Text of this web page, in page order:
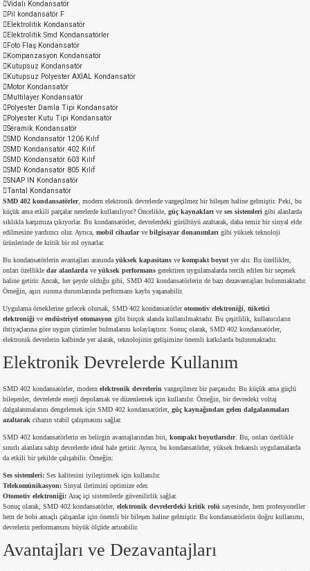
Serisi,45 Serisi
24 Serisi,27 Serisi,93 Serisi
180C
90C
%5 2W
1/8w
%1 1/2W
%1 1/4W
1/2W
10W
1W
20W
2W
3W
4W
5W
11W
13W
14W
kapasitör
1206 Kılıf
1206 Kılıf - 25 Adet
402 Kılıf
603 Kılıf
603 Kılıf - 25 Adet
805 Kılıf
805 Kılıf - 25 Adet
Vidalı Kondansatör
Pil kondansatör F
Elektrolitik Kondansatör
Elektrolitik Smd Kondansatörler
Foto Flaş Kondansatör
Kompanzasyon Kondansatör
Kutupsuz Kondansatör
Kutupsuz Polyester AXİAL Kondansatör
Motor Kondansatör
Multilayer Kondansatör
Polyester Damla Tipi Kondansatör
Polyester Kutu Tipi Kondansatör
Seramik Kondansatör
SMD Kondansatör 1206 Kılıf
SMD Kondansatör 402 Kılıf
SMD Kondansatör 603 Kılıf
SMD Kondansatör 805 Kılıf
SNAP IN Kondansatör
Tantal Kondansatör
SMD 402 kondansatörler, modern elektronik devrelerde vazgeçilmez bir bileşen haline gelmiştir. Peki, bu
küçük ama etkili parçalar nerelerde kullanılıyor? Öncelikle, güç kaynakları ve ses sistemleri gibi alanlarda
sıklıkla karşımıza çıkıyorlar. Bu kondansatörler, devrelerdeki gürültüyü azaltarak, daha temiz bir sinyal elde
edilmesine yardımcı olur. Ayrıca, mobil cihazlarve bilgisayar donanımları gibi yüksek teknoloji
ürünlerinde de kritik bir rol oynarlar.
Bu kondansatörlerin avantajları arasında yüksek kapasitans ve kompakt boyut yer alır. Bu özellikler,
onları özellikle dar alanlarda ve yüksek performans gerektiren uygulamalarda tercih edilen bir seçenek
haline getirir. Ancak, her şeyde olduğu gibi, SMD 402 kondansatörlerin de bazı dezavantajları bulunmaktadır.
Örneğin, aşırı ısınma durumlarında performans kaybı yaşanabilir.
Uygulama örneklerine gelecek olursak, SMD 402 kondansatörlerotomotiv elektroniği tüketici
elektroniği ve endüstriyel otomasyon gibi birçok alanda kullanılmaktadır. Bu çeşitlilik, kullanıcıların
ihtiyaçlarına göre uygun çözümler bulmalarını kolaylaştırır. Sonuç olarak, SMD 402 kondansatörler,
elektronik devrelerin kalbinde yer alarak, teknolojinin gelişimine önemli katkılarda bulunmaktadır.
Elektronik Devrelerde Kullanım
SMD 402 kondansatörler, modern elektronik devrelerin vazgeçilmez bir parçasıdır. Bu küçük ama güçlü
bileşenler, devrelerde enerji depolamak ve düzenlemek için kullanılır. Örneğin, bir devredeki voltaj
dalgalanmalarını dengelemek için SMD 402 kondansatörler, güç kaynağından gelen dalgalanmaları
azaltarak cihazın stabil çalışmasını sağlar.
SMD 402 kondansatörlerin en belirgin avantajlarından biri, kompakt boyutlarıdır. Bu, onları özellikle
sınırlı alanlara sahip devrelerde ideal hale getirir. Ayrıca, bu kondansatörler, yüksek frekanslı uygulamalarda
da etkili bir şekilde çalışabilir. Örneğin:
Ses sistemleri: Ses kalitesini iyileştirmek için kullanılır.
Telekomünikasyon: Sinyal iletimini optimize eder.
Otomotiv elektroniği: Araç içi sistemlerde güvenilirlik sağlar.
Sonuç olarak, SMD 402 kondansatörler, elektronik devrelerdeki kritik rolü sayesinde, hem profesyoneller
hem de hobi amaçlı çalışanlar için önemli bir bileşen haline gelmiştir. Bu kondansatörlerin doğru kullanımı,
devrelerin performansını büyük ölçüde artırabilir.
Avantajları ve Dezavantajları